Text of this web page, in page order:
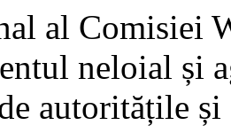
al Comisiei
neloial și
autoritățile